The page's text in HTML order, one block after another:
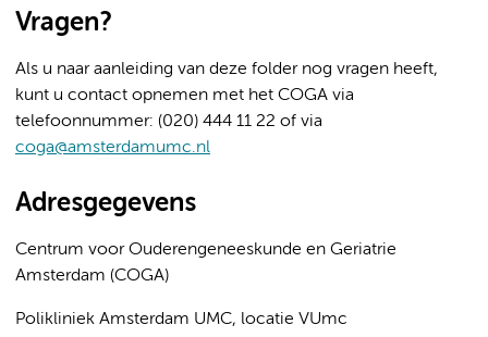
Vragen?
Als u naar aanleiding van deze folder nog vragen heeft,
kunt u contact opnemen met het COGA via
telefoonnummer: (020) 444 11 22 of via
coga@amsterdamumc.nl
Adresgegevens
Centrum voor Ouderengeneeskunde en Geriatrie
Amsterdam (COGA)
Polikliniek Amsterdam UMC, locatie VUmc